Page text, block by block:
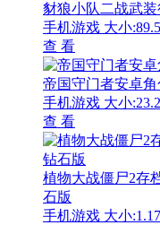
豺狼小队二战武装
手机游戏 大小
查 看
帝国守门者安卓角
手机游戏 大小
查 看
植物大战僵尸2存
石版
手机游戏 大小